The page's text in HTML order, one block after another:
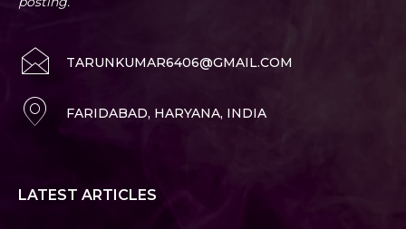
TARUNKUMAR6406@GMAIL.COM
FARIDABAD, HARYANA, INDIA
LATEST ARTICLES